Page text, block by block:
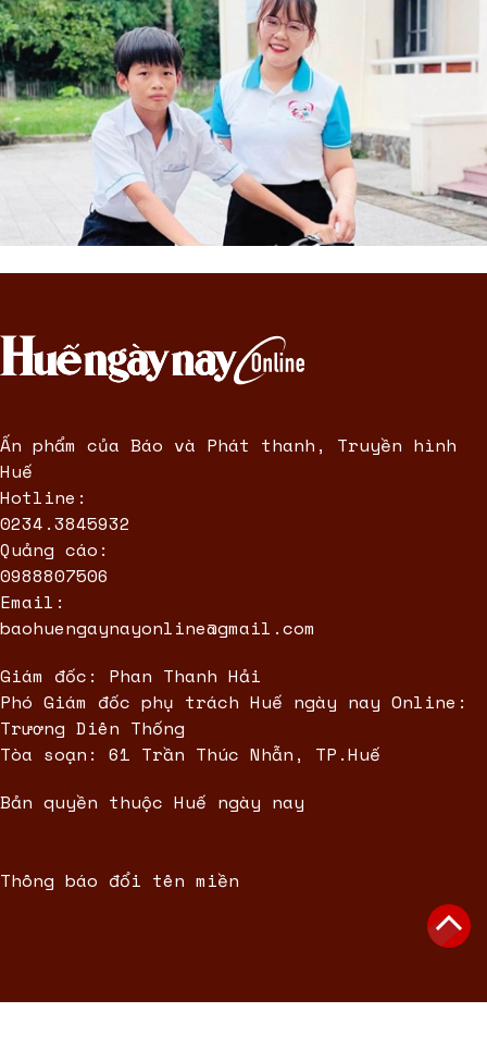
Ấn phẩm của Báo và Phát thanh, Truyền hình
Huế
Hotline:
0234.3845932
Quảng cáo:
0988807506
Email:
baohuengaynayonline@gmail.com
Giám đốc: Phan Thanh Hải
Phó Giám đốc phụ trách Huế ngày nay Online:
Trương Diên Thống
Tòa soạn: 61 Trần Thúc Nhẫn, TP.Huế
Bản quyền thuộc Huế ngày nay
Thông báo đổi tên miền